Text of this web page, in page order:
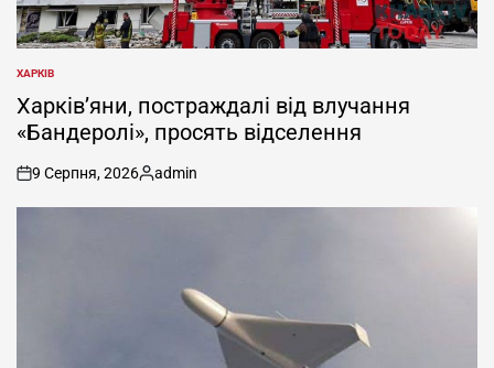
ОПУБЛІКУВАТИ
У
ХАРКІВ
Харків’яни, постраждалі від влучання
«Бандеролі», просять відселення
on
9 Серпня, 2026
Опубліковано
admin